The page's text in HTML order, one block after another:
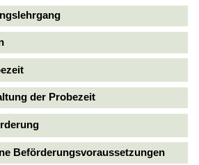
der Probezeit
Beförderungsvoraussetzungen